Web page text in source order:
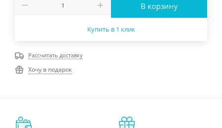
В корзину
Купить в 1 клик
Рассчитать доставку
Хочу в подарок